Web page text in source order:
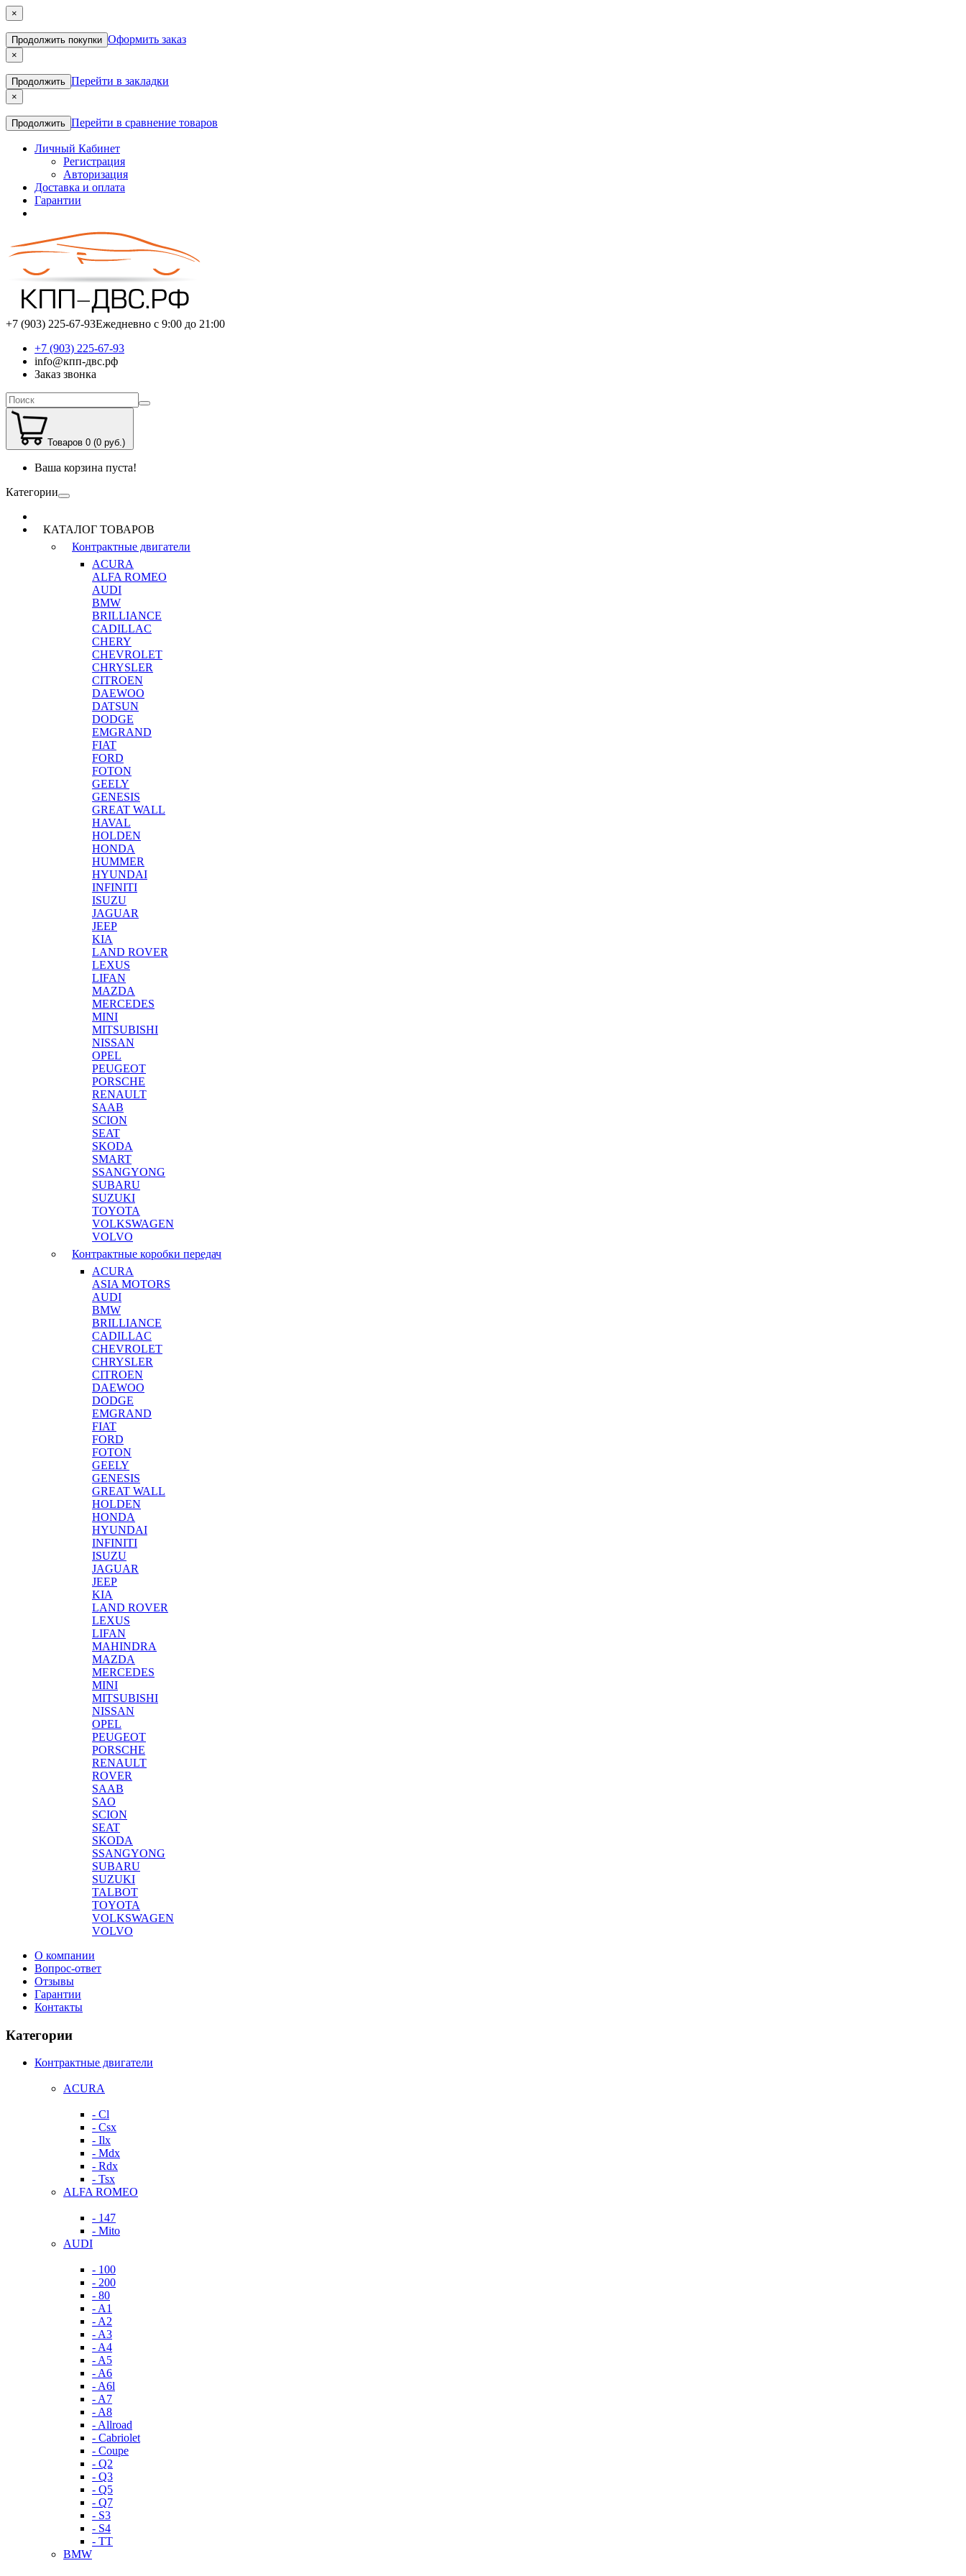
×
Продолжить покупки Оформить заказ
×
Продолжить Перейти в закладки
×
Продолжить Перейти в сравнение товаров
Личный Кабинет
Регистрация
Авторизация
Доставка и оплата
Гарантии
+7 (903) 225-67-93Ежедневно с 9:00 до 21:00
+7 (903) 225-67-93
info@кпп-двс.рф
Заказ звонка
Товаров 0 (0 руб.)
Ваша корзина пуста!
Категории
КАТАЛОГ ТОВАРОВ
Контрактные двигатели
ACURA
ALFA ROMEO
AUDI
BMW
BRILLIANCE
CADILLAC
CHERY
CHEVROLET
CHRYSLER
CITROEN
DAEWOO
DATSUN
DODGE
EMGRAND
FIAT
FORD
FOTON
GEELY
GENESIS
GREAT WALL
HAVAL
HOLDEN
HONDA
HUMMER
HYUNDAI
INFINITI
ISUZU
JAGUAR
JEEP
KIA
LAND ROVER
LEXUS
LIFAN
MAZDA
MERCEDES
MINI
MITSUBISHI
NISSAN
OPEL
PEUGEOT
PORSCHE
RENAULT
SAAB
SCION
SEAT
SKODA
SMART
SSANGYONG
SUBARU
SUZUKI
TOYOTA
VOLKSWAGEN
VOLVO
Контрактные коробки передач
ACURA
ASIA MOTORS
AUDI
BMW
BRILLIANCE
CADILLAC
CHEVROLET
CHRYSLER
CITROEN
DAEWOO
DODGE
EMGRAND
FIAT
FORD
FOTON
GEELY
GENESIS
GREAT WALL
HOLDEN
HONDA
HYUNDAI
INFINITI
ISUZU
JAGUAR
JEEP
KIA
LAND ROVER
LEXUS
LIFAN
MAHINDRA
MAZDA
MERCEDES
MINI
MITSUBISHI
NISSAN
OPEL
PEUGEOT
PORSCHE
RENAULT
ROVER
SAAB
SAO
SCION
SEAT
SKODA
SSANGYONG
SUBARU
SUZUKI
TALBOT
TOYOTA
VOLKSWAGEN
VOLVO
О компании
Вопрос-ответ
Отзывы
Гарантии
Контакты
Категории
Контрактные двигатели
ACURA
- Cl
- Csx
- Ilx
- Mdx
- Rdx
- Tsx
ALFA ROMEO
- 147
- Mito
AUDI
- 100
- 200
- 80
- A1
- A2
- A3
- A4
- A5
- A6
- A6l
- A7
- A8
- Allroad
- Cabriolet
- Coupe
- Q2
- Q3
- Q5
- Q7
- S3
- S4
- TT
BMW